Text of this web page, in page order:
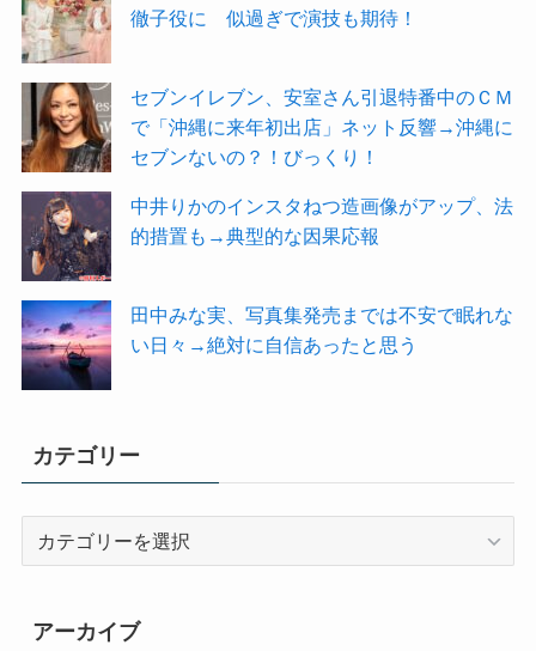
徹子役に 似過ぎで演技も期待！
セブンイレブン、安室さん引退特番中のＣＭ
で「沖縄に来年初出店」ネット反響→沖縄に
セブンないの？！びっくり！
中井りかのインスタねつ造画像がアップ、法
的措置も→典型的な因果応報
田中みな実、写真集発売までは不安で眠れな
い日々→絶対に自信あったと思う
カテゴリー
リ
アーカイブ